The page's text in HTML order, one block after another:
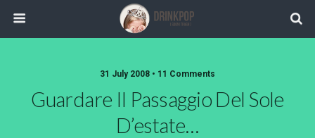
31 July 2008 • 11 Comments
Guardare Il Passaggio Del Sole
D’estate…